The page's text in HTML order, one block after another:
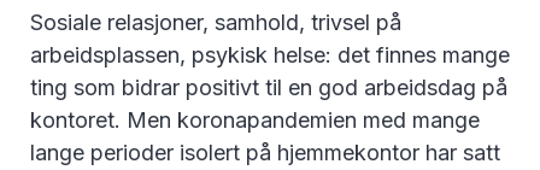
Sosiale relasjoner, samhold, trivsel på
arbeidsplassen, psykisk helse: det finnes mange
ting som bidrar positivt til en god arbeidsdag på
kontoret. Men koronapandemien med mange
lange perioder isolert på hjemmekontor har satt